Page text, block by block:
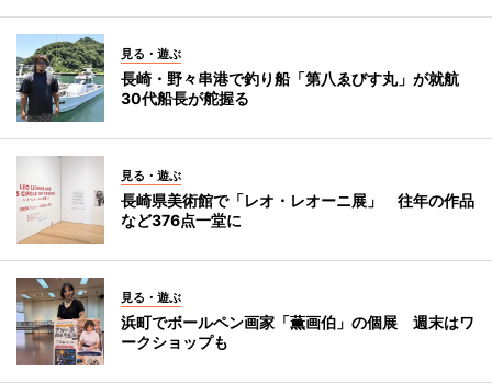
見る・遊ぶ
長崎・野々串港で釣り船「第八ゑびす丸」が就航
30代船長が舵握る
見る・遊ぶ
長崎県美術館で「レオ・レオーニ展」 往年の作品
など376点一堂に
見る・遊ぶ
浜町でボールペン画家「薫画伯」の個展 週末はワ
ークショップも